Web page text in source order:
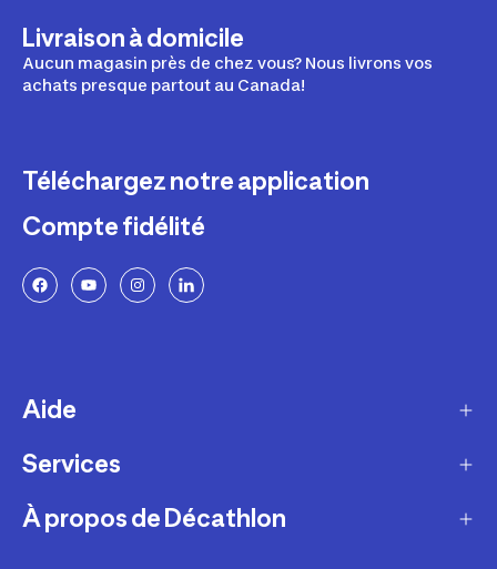
Livraison à domicile
Aucun magasin près de chez vous? Nous livrons vos
achats presque partout au Canada!
Téléchargez notre application
Compte fidélité
Aide
Livraison
Retours et échanges
Services
Programme de fidélité
À propos de Décathlon